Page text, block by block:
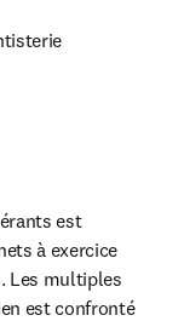
est
à exercice
Les multiples
est confronté